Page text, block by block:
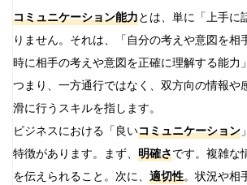
コミュニケーション能力とは、単に「上手に
りません。それは、「自分の考えや意図を相
時に相手の考えや意図を正確に理解する能力
つまり、一方通行ではなく、双方向の情報や
滑に行うスキルを指します。
ビジネスにおける「良いコミュニケーション
特徴があります。まず、 明確さです。複雑な
を伝えられること。次に、 適切性。状況や相